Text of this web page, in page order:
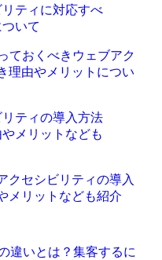
ておくべきウェブアク
理由やメリットについ
クセシビリティの導入
メリットなども紹介
違いとは？集客するに